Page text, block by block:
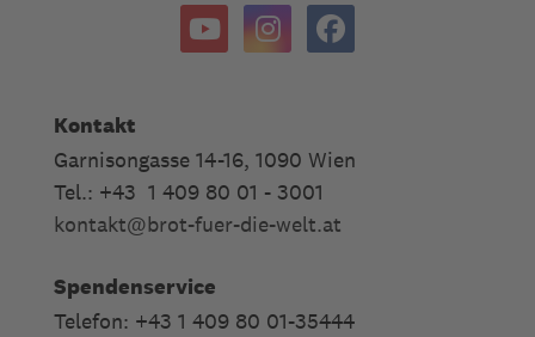
Kontakt
Garnisongasse 14-16, 1090 Wien
Tel.: +43 1 409 80 01 - 3001
kontakt@brot-fuer-die-welt.at
Spendenservice
Telefon: +43 1 409 80 01-35444